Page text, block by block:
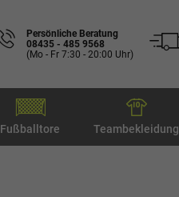
Persönliche Beratung
08435 - 485 9568
(Mo - Fr 7:30 - 20:00 Uhr)
Fußballtore Teambekleidung